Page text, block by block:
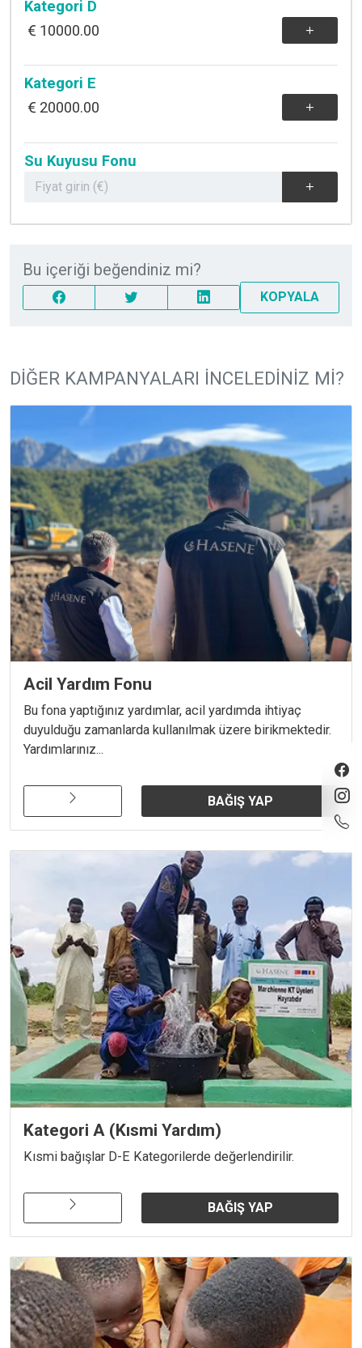
Kategori D
10000.00
Kategori E
20000.00
Su Kuyusu Fonu
Bu içeriği beğendiniz mi?
KOPYALA
DIĞER KAMPANYALARI İNCELEDINIZ MI?
Acil Yardım Fonu
Bu fona yaptığınız yardımlar, acil yardımda ihtiyaç
duyulduğu zamanlarda kullanılmak üzere birikmektedir.
Yardımlarınız...
BAĞIŞ YAP
Kategori A (Kısmi Yardım)
Kısmi bağışlar D-E Kategorilerde değerlendirilir.
BAĞIŞ YAP